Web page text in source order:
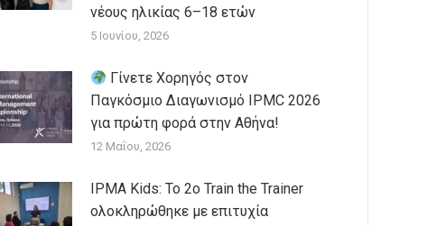
νέους ηλικίας 6–18 ετών
5 Ιουνίου, 2026
Γίνετε Χορηγός στον
Παγκόσμιο Διαγωνισμό IPMC 2026
για πρώτη φορά στην Αθήνα!
12 Μαΐου, 2026
IPMA Kids: Το 2ο Train the Trainer
ολοκληρώθηκε με επιτυχία